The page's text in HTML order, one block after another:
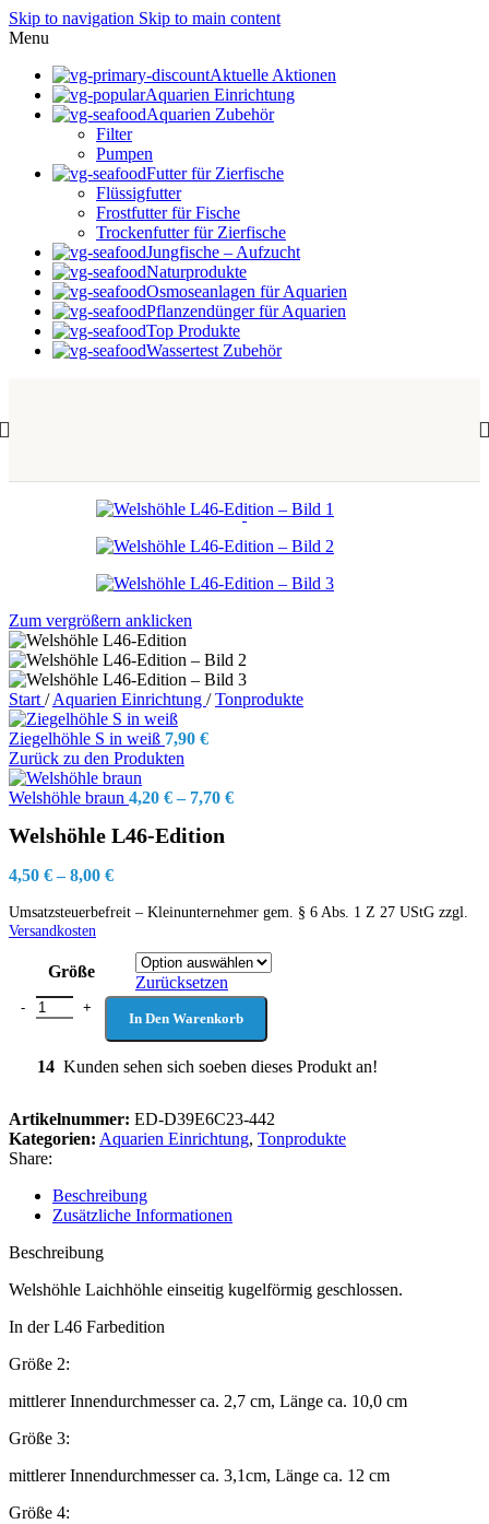
Skip to navigation Skip to main content
Menu
Aktuelle Aktionen
Aquarien Einrichtung
Aquarien Zubehör
Filter
Pumpen
Futter für Zierfische
Flüssigfutter
Frostfutter für Fische
Trockenfutter für Zierfische
Jungfische – Aufzucht
Naturprodukte
Osmoseanlagen für Aquarien
Pflanzendünger für Aquarien
Top Produkte
Wassertest Zubehör
Zum vergrößern anklicken
Start / Aquarien Einrichtung / Tonprodukte
Ziegelhöhle S in weiß 7,90 €
Zurück zu den Produkten
Welshöhle braun 4,20 €– 7,70 €
Welshöhle L46-Edition
4,50 €–8,00 €
Umsatzsteuerbefreit – Kleinunternehmer gem. § 6 Abs. 1 Z 27 UStG zzgl.
Versandkosten
Größe
Zurücksetzen
In Den Warenkorb
14 Kunden sehen sich soeben dieses Produkt an!
Artikelnummer: ED-D39E6C23-442
Kategorien: Aquarien Einrichtung, Tonprodukte
Share:
Beschreibung
Zusätzliche Informationen
Beschreibung
Welshöhle Laichhöhle einseitig kugelförmig geschlossen.
In der L46 Farbedition
Größe 2:
mittlerer Innendurchmesser ca. 2,7 cm, Länge ca. 10,0 cm
Größe 3:
mittlerer Innendurchmesser ca. 3,1cm, Länge ca. 12 cm
Größe 4: